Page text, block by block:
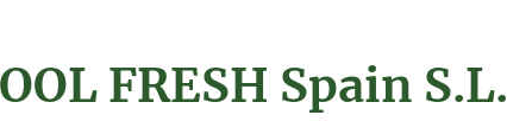
FRESH Spain S.L.